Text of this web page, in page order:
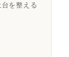
を整える